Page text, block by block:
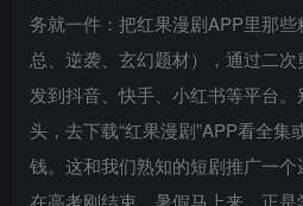
务就一件：把红果漫剧APP里那
总、逆袭、玄幻题材），通过二次
发到抖音、快手、小红书等平台
头，去下载“红果漫剧”APP看全
钱。这和我们熟知的短剧推广一
在高考刚结束、暑假马上来，正